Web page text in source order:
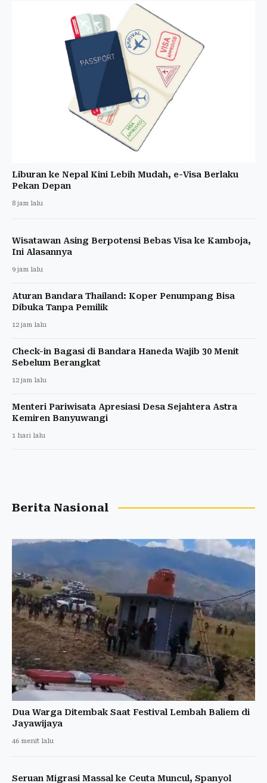
Liburan ke Nepal Kini Lebih Mudah, e-Visa Berlaku
Pekan Depan
8 jam lalu
Wisatawan Asing Berpotensi Bebas Visa ke Kamboja,
Ini Alasannya
9 jam lalu
Aturan Bandara Thailand: Koper Penumpang Bisa
Dibuka Tanpa Pemilik
12 jam lalu
Check-in Bagasi di Bandara Haneda Wajib 30 Menit
Sebelum Berangkat
12 jam lalu
Menteri Pariwisata Apresiasi Desa Sejahtera Astra
Kemiren Banyuwangi
1 hari lalu
Berita Nasional
Dua Warga Ditembak Saat Festival Lembah Baliem di
Jayawijaya
46 menit lalu
Seruan Migrasi Massal ke Ceuta Muncul, Spanyol